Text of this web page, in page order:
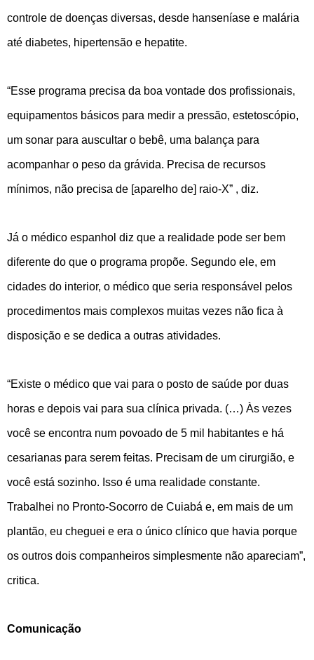
controle de doenças diversas, desde hanseníase e malária
até diabetes, hipertensão e hepatite.
“Esse programa precisa da boa vontade dos profissionais,
equipamentos básicos para medir a pressão, estetoscópio,
um sonar para auscultar o bebê, uma balança para
acompanhar o peso da grávida. Precisa de recursos
mínimos, não precisa de [aparelho de] raio-X” , diz.
Já o médico espanhol diz que a realidade pode ser bem
diferente do que o programa propõe. Segundo ele, em
cidades do interior, o médico que seria responsável pelos
procedimentos mais complexos muitas vezes não fica à
disposição e se dedica a outras atividades.
“Existe o médico que vai para o posto de saúde por duas
horas e depois vai para sua clínica privada. (…) Às vezes
você se encontra num povoado de 5 mil habitantes e há
cesarianas para serem feitas. Precisam de um cirurgião, e
você está sozinho. Isso é uma realidade constante.
Trabalhei no Pronto-Socorro de Cuiabá e, em mais de um
plantão, eu cheguei e era o único clínico que havia porque
os outros dois companheiros simplesmente não apareciam”,
critica.
Comunicação